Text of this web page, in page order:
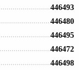
446493
446480
446495
446472
446498